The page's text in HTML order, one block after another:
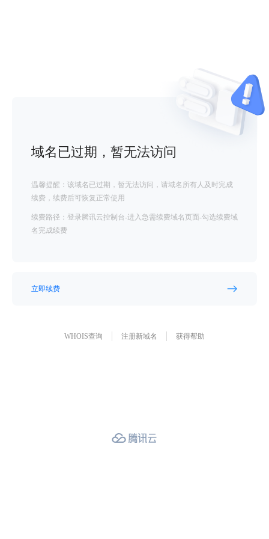
域名已过期，暂无法访问
温馨提醒：该域名已过期，暂无法访问，请域名所有人及时完成
续费，续费后可恢复正常使用
续费路径：登录腾讯云控制台-进入急需续费域名页面-勾选续费域
名完成续费
立即续费
WHOIS查询 注册新域名 获得帮助